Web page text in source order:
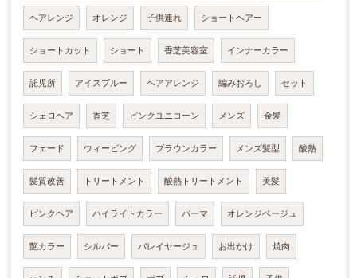
ヘアレンジ オレンジ 子供連れ ショートヘアー
ショートカット ショート 香芝美容室 インナーカラー
託児所 アイスブルー ヘアアレンジ 編みおろし セット
シェロヘア 香芝 ピンクユニコーン メンズ 金髪
フェード ウィービング ブラウンカラー メンズ髪型 酸熱
髪質改善 トリートメント 酸熱トリートメント 美髪
ピンクヘア ハイライトカラー パーマ オレンジベージュ
艶カラー シルバー バレイヤージュ お出かけ 焼肉